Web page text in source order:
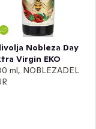
Nobleza Day
Virgin EKO
ml, NOBLEZADEL